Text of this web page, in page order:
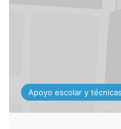
Apoyo escolar y